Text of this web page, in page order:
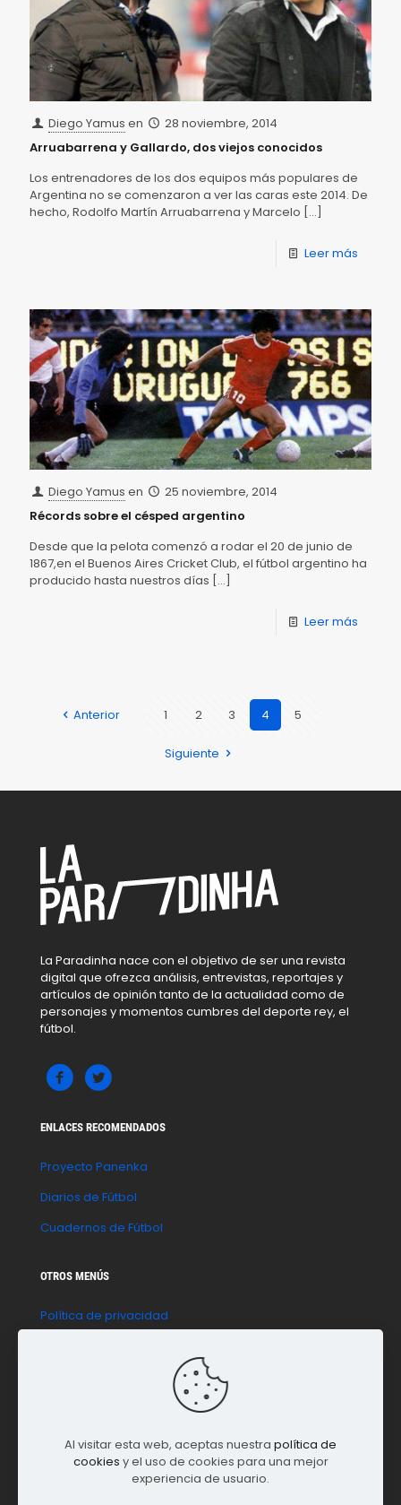
Diego Yamus en
28 noviembre, 2014
Arruabarrena y Gallardo, dos viejos conocidos
Los entrenadores de los dos equipos más populares de
Argentina no se comenzaron a ver las caras este 2014. De
hecho, Rodolfo Martín Arruabarrena y Marcelo […]
Leer más
Diego Yamus en
25 noviembre, 2014
Récords sobre el césped argentino
Desde que la pelota comenzó a rodar el 20 de junio de
1867,en el Buenos Aires Cricket Club, el fútbol argentino ha
producido hasta nuestros días […]
Leer más
Anterior 1 2 3 4 5
Siguiente
La Paradinha nace con el objetivo de ser una revista
digital que ofrezca análisis, entrevistas, reportajes y
artículos de opinión tanto de la actualidad como de
personajes y momentos cumbres del deporte rey, el
fútbol.
ENLACES RECOMENDADOS
Proyecto Panenka
Diarios de Fútbol
Cuadernos de Fútbol
OTROS MENÚS
Política de privacidad
Al visitar esta web, aceptas nuestra política de
cookies y el uso de cookies para una mejor
experiencia de usuario.